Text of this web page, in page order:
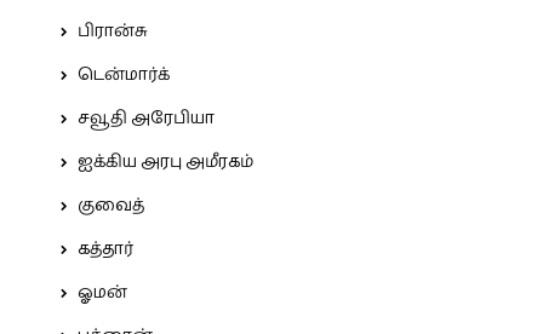
பிரான்சு
டென்மார்க்
சவூதி அரேபியா
ஐக்கிய அரபு அமீரகம்
குவைத்
கத்தார்
ஓமன்